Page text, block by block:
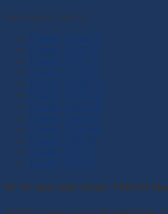
Hệ thanh C và TS
Thanh TC40.75
Thanh TC40.10
Thanh Tc75.75
Thanh TC75.10
Thanh TC100.75
Thanh TC100.10
Thanh TS40.48
Thanh TS40.10
Thanh TS35.48
Thanh Ts35.10
Thanh Ts15.75
Thanh Ts15.10
IX. Vì sao nên chọn TS15.10
MasterTruss cung cấp giải pháp